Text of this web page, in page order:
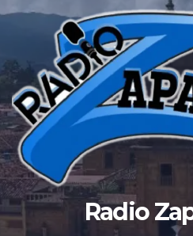
Radio